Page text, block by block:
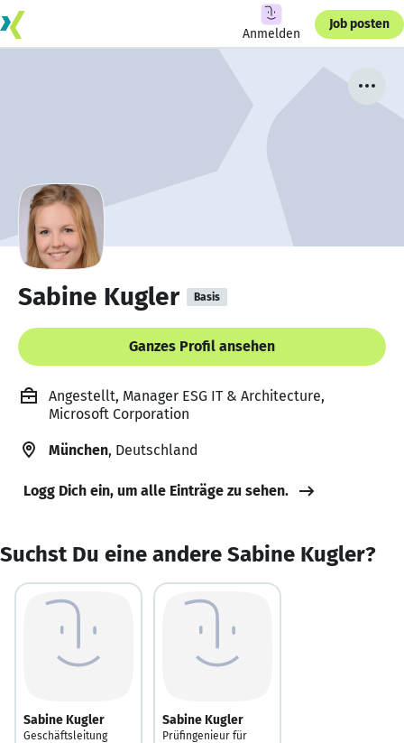
Anmelden
Job posten
Sabine Kugler Basis
Ganzes Profil ansehen
Angestellt, Manager ESG IT & Architecture,
Microsoft Corporation
München, Deutschland
Logg Dich ein, um alle Einträge zu sehen.
Suchst Du eine andere Sabine Kugler?
Sabine Kugler
Geschäftsleitung
Sabine Kugler
Prüfingenieur für